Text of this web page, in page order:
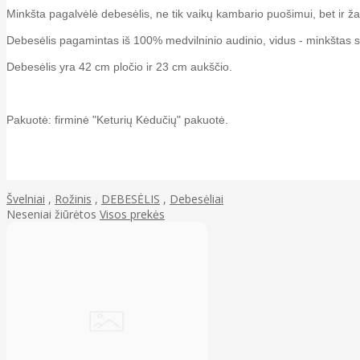
Minkšta pagalvėlė debesėlis, ne tik vaikų kambario puošimui, bet ir
Debesėlis pagamintas iš 100% medvilninio audinio, vidus - minkštas
Debesėlis yra 42 cm pločio ir 23 cm aukščio.
Pakuotė: firminė "Keturių Kėdučių" pakuotė.
Švelniai , Rožinis , DEBESĖLIS , Debesėliai
Neseniai žiūrėtos Visos prekės